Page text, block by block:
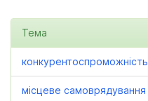
Тема
конкурентоспроможність
місцеве самоврядування